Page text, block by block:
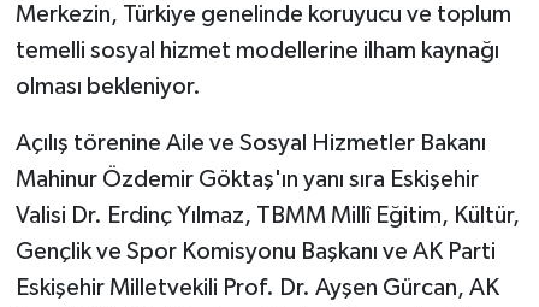
Merkezin, Türkiye genelinde koruyucu ve toplum
temelli sosyal hizmet modellerine ilham kaynağı
olması bekleniyor.
Açılış törenine Aile ve Sosyal Hizmetler Bakanı
Mahinur Özdemir Göktaş'ın yanı sıra Eskişehir
Valisi Dr. Erdinç Yılmaz, TBMM Millî Eğitim, Kültür,
Gençlik ve Spor Komisyonu Başkanı ve AK Parti
Eskişehir Milletvekili Prof. Dr. Ayşen Gürcan, AK